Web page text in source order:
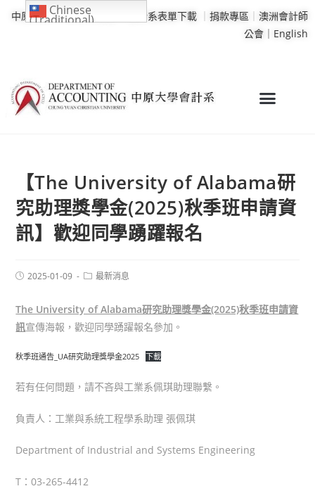
中原大學｜學校行事曆 會計系表單下載 ｜ 捐款專區 ｜ 澳洲會計師
公會｜ English
【The University of Alabama研
究助理獎學金(2025)秋季班申請資
訊】歡迎同學踴躍報名
2025-01-09 最新消息
The University of Alabama研究助理獎學金(2025)秋季班申請資
訊宣傳海報，歡迎同學踴躍報名參加。
秋季班通告_UA研究助理獎學金2025 下載
若有任何問題，請不吝與工業系佩琪助理聯繫。
負責人：工業與系統工程學系助理 張佩琪
Department of Industrial and Systems Engineering
T：03-265-4412
Chinese
(Traditional)